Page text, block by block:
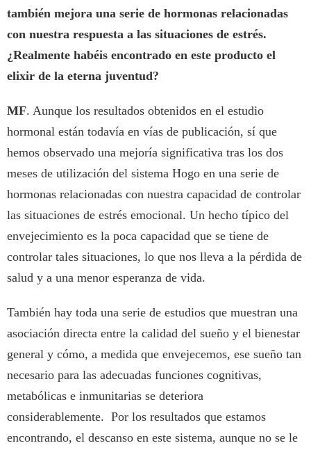
también mejora una serie de hormonas relacionadas
con nuestra respuesta a las situaciones de estrés.
¿Realmente habéis encontrado en este producto el
elixir de la eterna juventud?
MF. Aunque los resultados obtenidos en el estudio
hormonal están todavía en vías de publicación, sí que
hemos observado una mejoría significativa tras los dos
meses de utilización del sistema Hogo en una serie de
hormonas relacionadas con nuestra capacidad de controlar
las situaciones de estrés emocional. Un hecho típico del
envejecimiento es la poca capacidad que se tiene de
controlar tales situaciones, lo que nos lleva a la pérdida de
salud y a una menor esperanza de vida.
También hay toda una serie de estudios que muestran una
asociación directa entre la calidad del sueño y el bienestar
general y cómo, a medida que envejecemos, ese sueño tan
necesario para las adecuadas funciones cognitivas,
metabólicas e inmunitarias se deteriora
considerablemente. Por los resultados que estamos
encontrando, el descanso en este sistema, aunque no se le